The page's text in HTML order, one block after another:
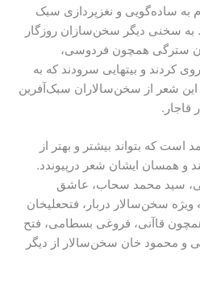
به ساده‌گویی و نغزپردازی سبک
به سخنی دیگر سخن‌سازان روزگار
سترگی همچون فردوسی،
کردند و بیتهایی سرودند که به
شعر از سخن‌سالاران سبک‌آفرین
قاجار.
که بتواند بیشتر و بهتر از
و همسان ایشان شعر درپیوندد.
سید محمد سحاب، عاشق
سخن‌سالار دربار، فتحعلیخان
قاآنی، فروغی بسطامی، فتح
و محمود خان سخن‌سالار از دیگر